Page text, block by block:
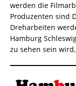
werden die
Produzenten sind
Dreharbeiten
Hamburg
zu sehen sein